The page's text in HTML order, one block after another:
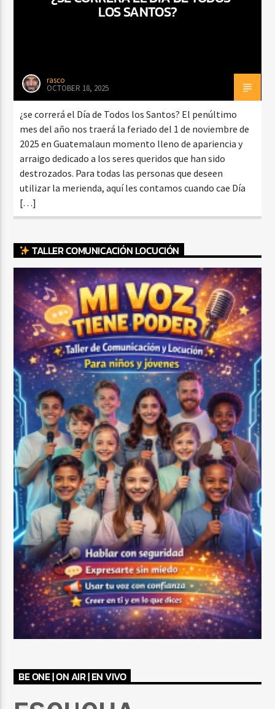
LOS SANTOS?
rasco
OCTOBER 18, 2025
¿se correrá el Día de Todos los Santos? El penúltimo
mes del año nos traerá la feriado del 1 de noviembre de
2025 en Guatemalaun momento lleno de apariencia y
arraigo dedicado a los seres queridos que han sido
destrozados. Para todas las personas que deseen
utilizar la merienda, aquí les contamos cuando cae Día
[…]
TALLER COMUNICACIÓN LOCUCIÓN
BE ONE | ON AIR | EN VIVO